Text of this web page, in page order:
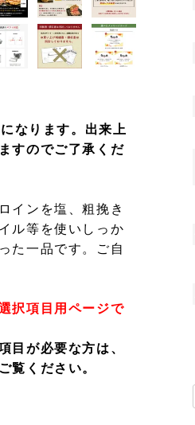
なります。出来上
すのでご了承くだ
インを塩、粗挽き
ル等を使いしっか
た一品です。ご自
択項目用ページで
目が必要な方は、
覧ください。